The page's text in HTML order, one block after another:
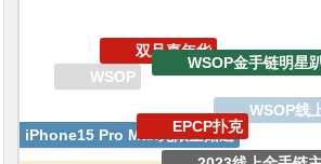
百W赏金猎人大奖赛
iPhone15 Pro Max无限量赠送
EPCP扑克
2023线上金手链
德州扑克